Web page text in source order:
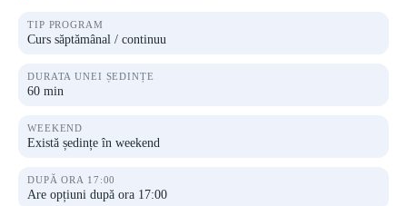
TIP PROGRAM
Curs săptămânal / continuu
DURATA UNEI ȘEDINȚE
60 min
WEEKEND
Există ședințe în weekend
DUPĂ ORA 17:00
Are opțiuni după ora 17:00